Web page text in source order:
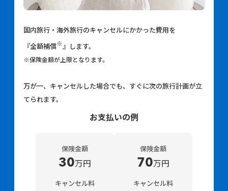
国内旅行・海外旅行のキャンセルにかかった費用を
『全額補償※』します。
※保険金額が上限となります。
万が一、キャンセルした場合でも、すぐに次の旅行計画が立
てられます。
お支払いの例
保険金額
30万円
キャンセル料
保険金額
70万円
キャンセル料